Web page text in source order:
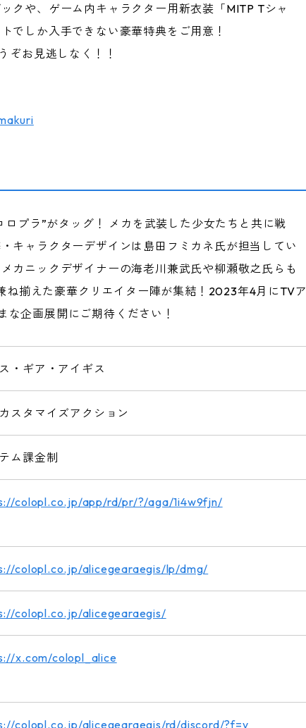
クや、ゲーム内キャラクター用新衣装「MITP Tシャ
でしか入手できない豪華特典をご用意！
ぞお見逃しなく！！
プラ”がタッグ！ メカを武装した少女たちと共に戦
キャラクターデザインは島田フミカネ氏が担当してい
カニックデザイナーの海老川兼武氏や柳瀬敬之氏らも
揃えた豪華クリエイター陣が集結！2023年4月にTVア
企画展開にご期待ください！
・ギア・アイギス
スタマイズアクション
ム課金制
colopl.co.jp/app/rd/pr/?/aga/1i4w9fjn/
colopl.co.jp/alicegearaegis/lp/dmg/
colopl.co.jp/alicegearaegis/
x.com/colopl_alice
colopl.co.jp/alicegearaegis/rd/discord/?f=y